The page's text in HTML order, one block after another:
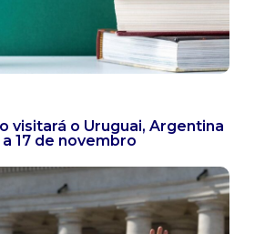
visitará o Uruguai, Argentina
17 de novembro